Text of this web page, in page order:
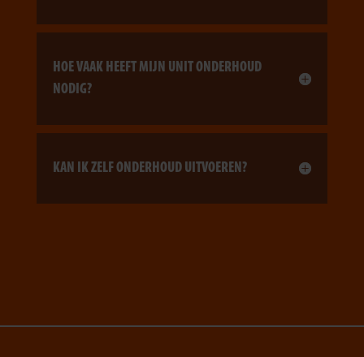
HOE VAAK HEEFT MIJN UNIT ONDERHOUD
NODIG?
KAN IK ZELF ONDERHOUD UITVOEREN?